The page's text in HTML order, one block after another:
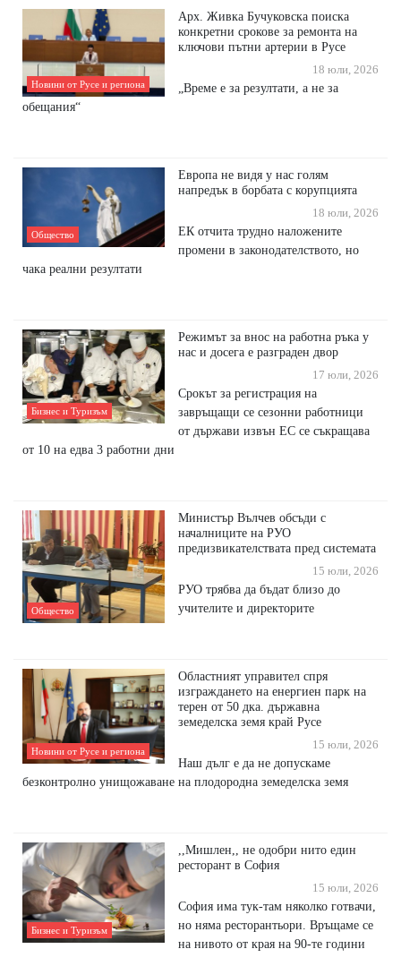
Новини от Русе и региона
Арх. Живка Бучуковска поиска
конкретни срокове за ремонта на
ключови пътни артерии в Русе
18 юли, 2026
​„Време е за резултати, а не за
обещания“
Общество
Европа не видя у нас голям
напредък в борбата с корупцията
18 юли, 2026
ЕК отчита трудно наложените
промени в законодателството, но
чака реални резултати
Бизнес и Туризъм
Режимът за внос на работна ръка у
нас и досега е разграден двор
17 юли, 2026
Срокът за регистрация на
завръщащи се сезонни работници
от държави извън ЕС се съкращава
от 10 на едва 3 работни дни
Общество
Министър Вълчев обсъди с
началниците на РУО
предизвикателствата пред системата
15 юли, 2026
РУО трябва да бъдат близо до
учителите и директорите
Новини от Русе и региона
Областният управител спря
изграждането на енергиен парк на
терен от 50 дка. държавна
земеделска земя край Русе
15 юли, 2026
Наш дълг е да не допускаме
безконтролно унищожаване на плодородна земеделска земя
Бизнес и Туризъм
,,Мишлен,, не одобри нито един
ресторант в София
15 юли, 2026
София има тук-там няколко готвачи,
но няма ресторантьори. Връщаме се
на нивото от края на 90-те години